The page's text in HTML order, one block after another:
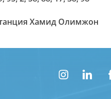
Хамид Олимжон